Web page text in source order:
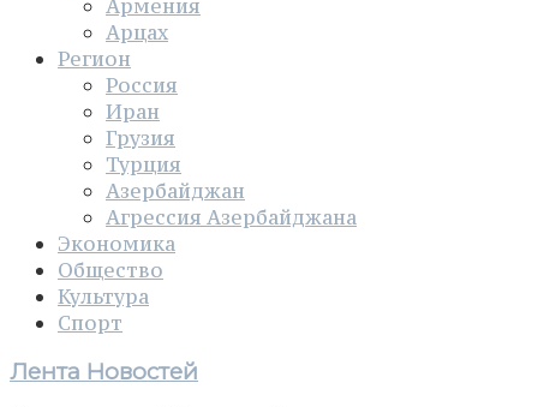
Армения
Арцах
Регион
Россия
Иран
Грузия
Турция
Азербайджан
Агрессия Азербайджана
Экономика
Общество
Культура
Спорт
Лента Новостей